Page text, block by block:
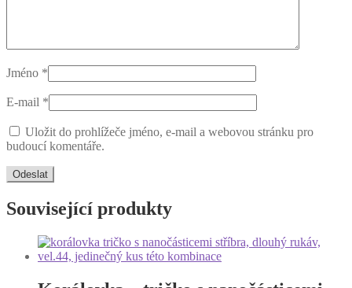
Jméno *
E-mail *
Uložit do prohlížeče jméno, e-mail a webovou stránku pro
budoucí komentáře.
Související produkty